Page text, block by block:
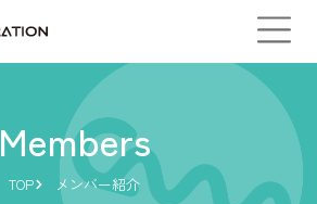
Members
TOP メンバー紹介